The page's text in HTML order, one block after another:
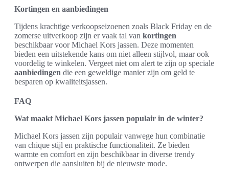
Kortingen en aanbiedingen
Tijdens krachtige verkoopseizoenen zoals Black Friday en de
zomerse uitverkoop zijn er vaak tal van kortingen
beschikbaar voor Michael Kors jassen. Deze momenten
bieden een uitstekende kans om niet alleen stijlvol, maar ook
voordelig te winkelen. Vergeet niet om alert te zijn op speciale
aanbiedingen die een geweldige manier zijn om geld te
besparen op kwaliteitsjassen.
FAQ
Wat maakt Michael Kors jassen populair in de winter?
Michael Kors jassen zijn populair vanwege hun combinatie
van chique stijl en praktische functionaliteit. Ze bieden
warmte en comfort en zijn beschikbaar in diverse trendy
ontwerpen die aansluiten bij de nieuwste mode.